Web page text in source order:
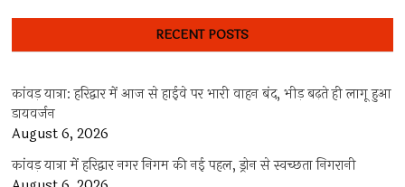
RECENT POSTS
कांवड़ यात्रा: हरिद्वार में आज से हाईवे पर भारी वाहन बंद, भीड़ बढ़ते ही लागू हुआ
डायवर्जन
August 6, 2026
कांवड़ यात्रा में हरिद्वार नगर निगम की नई पहल, ड्रोन से स्वच्छता निगरानी